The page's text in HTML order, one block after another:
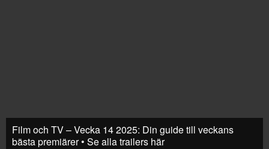
Film och TV – Vecka 14 2025: Din guide till veckans
bästa premiärer • Se alla trailers här